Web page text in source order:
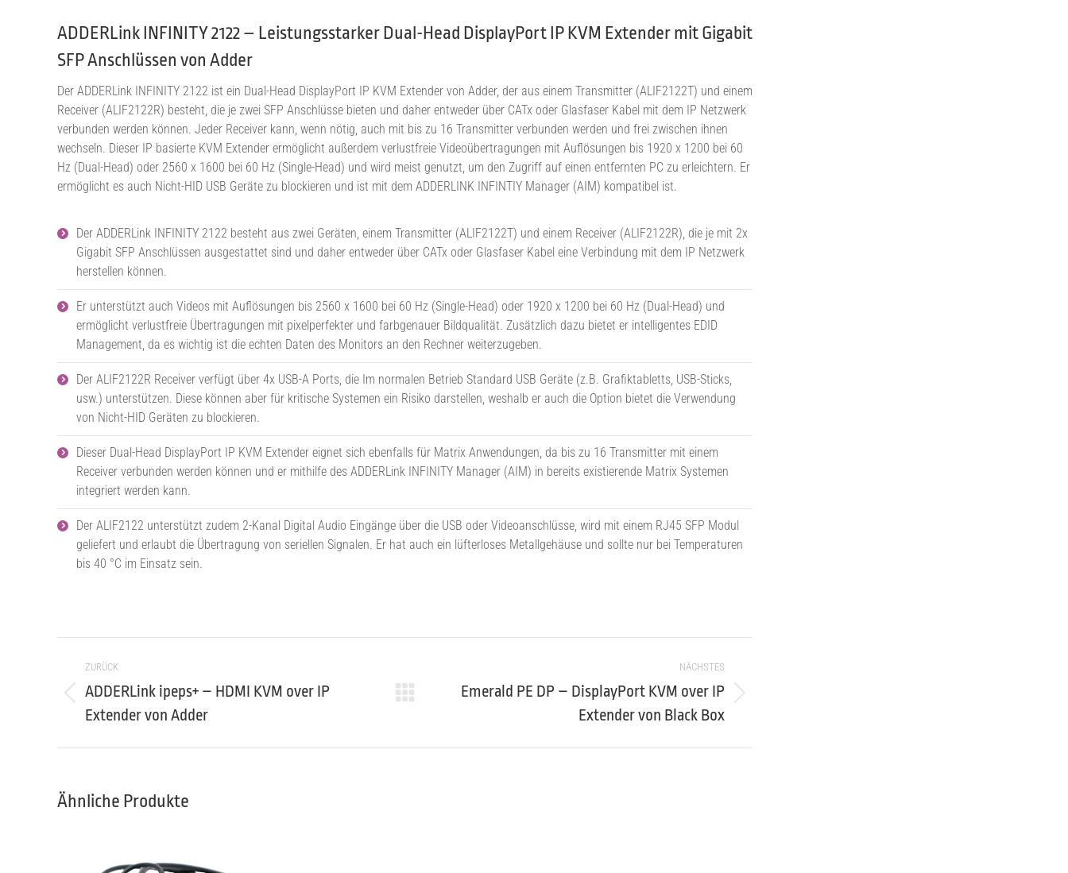
ADDERLink INFINITY 2122 – Leistungsstarker Dual-Head DisplayPort IP KVM Extender mit Gigabit
SFP Anschlüssen von Adder
Der ADDERLink INFINITY 2122 ist ein Dual-Head DisplayPort IP KVM Extender von Adder, der aus einem Transmitter (ALIF2122T) und einem
Receiver (ALIF2122R) besteht, die je zwei SFP Anschlüsse bieten und daher entweder über CATx oder Glasfaser Kabel mit dem IP Netzwerk
verbunden werden können. Jeder Receiver kann, wenn nötig, auch mit bis zu 16 Transmitter verbunden werden und frei zwischen ihnen
wechseln. Dieser IP basierte KVM Extender ermöglicht außerdem verlustfreie Videoübertragungen mit Auflösungen bis 1920 x 1200 bei 60
Hz (Dual-Head) oder 2560 x 1600 bei 60 Hz (Single-Head) und wird meist genutzt, um den Zugriff auf einen entfernten PC zu erleichtern. Er
ermöglicht es auch Nicht-HID USB Geräte zu blockieren und ist mit dem ADDERLINK INFINTIY Manager (AIM) kompatibel ist.
Der ADDERLink INFINITY 2122 besteht aus zwei Geräten, einem Transmitter (ALIF2122T) und einem Receiver (ALIF2122R), die je mit 2x
Gigabit SFP Anschlüssen ausgestattet sind und daher entweder über CATx oder Glasfaser Kabel eine Verbindung mit dem IP Netzwerk
herstellen können.
Er unterstützt auch Videos mit Auflösungen bis 2560 x 1600 bei 60 Hz (Single-Head) oder 1920 x 1200 bei 60 Hz (Dual-Head) und
ermöglicht verlustfreie Übertragungen mit pixelperfekter und farbgenauer Bildqualität. Zusätzlich dazu bietet er intelligentes EDID
Management, da es wichtig ist die echten Daten des Monitors an den Rechner weiterzugeben.
Der ALIF2122R Receiver verfügt über 4x USB-A Ports, die Im normalen Betrieb Standard USB Geräte (z.B. Grafiktabletts, USB-Sticks,
usw.) unterstützen. Diese können aber für kritische Systemen ein Risiko darstellen, weshalb er auch die Option bietet die Verwendung
von Nicht-HID Geräten zu blockieren.
Dieser Dual-Head DisplayPort IP KVM Extender eignet sich ebenfalls für Matrix Anwendungen, da bis zu 16 Transmitter mit einem
Receiver verbunden werden können und er mithilfe des ADDERLink INFINITY Manager (AIM) in bereits existierende Matrix Systemen
integriert werden kann.
Der ALIF2122 unterstützt zudem 2-Kanal Digital Audio Eingänge über die USB oder Videoanschlüsse, wird mit einem RJ45 SFP Modul
geliefert und erlaubt die Übertragung von seriellen Signalen. Er hat auch ein lüfterloses Metallgehäuse und sollte nur bei Temperaturen
bis 40 °C im Einsatz sein.
Project
navigation
ZURÜCK
Previous
project:
ADDERLink ipeps+ – HDMI KVM over IP
Extender von Adder
NÄCHSTES
Next
Emerald PE DP – DisplayPort KVM over IP
Extender von Black Box
Ähnliche Produkte